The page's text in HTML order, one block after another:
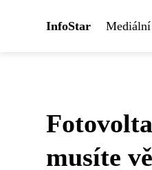
InfoStar
musíte